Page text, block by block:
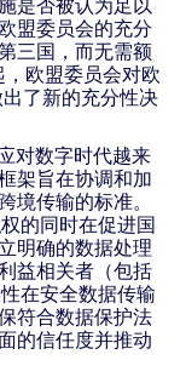
是否被认为足以
盟委员会的充分
三国，而无需额
欧盟委员会对欧
了新的充分性决
对数字时代越来
架旨在协调和加
境传输的标准。
的同时在促进国
明确的数据处理
益相关者（包括
在安全数据传输
符合数据保护法
的信任度并推动